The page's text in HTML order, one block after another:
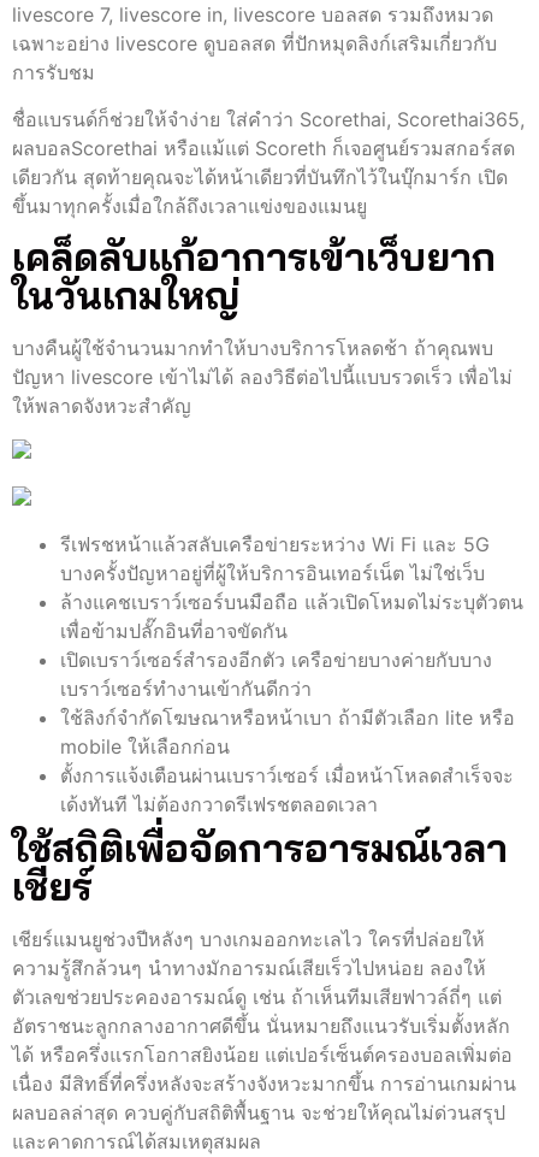
livescore 7, livescore in, livescore บอลสด รวมถึงหมวด
เฉพาะอย่าง livescore ดูบอลสด ที่ปักหมุดลิงก์เสริมเกี่ยวกับ
การรับชม
ชื่อแบรนด์ก็ช่วยให้จำง่าย ใส่คำว่า Scorethai, Scorethai365,
ผลบอลScorethai หรือแม้แต่ Scoreth ก็เจอศูนย์รวมสกอร์สด
เดียวกัน สุดท้ายคุณจะได้หน้าเดียวที่บันทึกไว้ในบุ๊กมาร์ก เปิด
ขึ้นมาทุกครั้งเมื่อใกล้ถึงเวลาแข่งของแมนยู
เคล็ดลับแก้อาการเข้าเว็บยาก
ในวันเกมใหญ่
บางคืนผู้ใช้จำนวนมากทำให้บางบริการโหลดช้า ถ้าคุณพบ
ปัญหา livescore เข้าไม่ได้ ลองวิธีต่อไปนี้แบบรวดเร็ว เพื่อไม่
ให้พลาดจังหวะสำคัญ
รีเฟรชหน้าแล้วสลับเครือข่ายระหว่าง Wi Fi และ 5G
บางครั้งปัญหาอยู่ที่ผู้ให้บริการอินเทอร์เน็ต ไม่ใช่เว็บ
ล้างแคชเบราว์เซอร์บนมือถือ แล้วเปิดโหมดไม่ระบุตัวตน
เพื่อข้ามปลั๊กอินที่อาจขัดกัน
เปิดเบราว์เซอร์สำรองอีกตัว เครือข่ายบางค่ายกับบาง
เบราว์เซอร์ทำงานเข้ากันดีกว่า
ใช้ลิงก์จำกัดโฆษณาหรือหน้าเบา ถ้ามีตัวเลือก lite หรือ
mobile ให้เลือกก่อน
ตั้งการแจ้งเตือนผ่านเบราว์เซอร์ เมื่อหน้าโหลดสำเร็จจะ
เด้งทันที ไม่ต้องกวาดรีเฟรชตลอดเวลา
ใช้สถิติเพื่อจัดการอารมณ์เวลา
เชียร์
เชียร์แมนยูช่วงปีหลังๆ บางเกมออกทะเลไว ใครที่ปล่อยให้
ความรู้สึกล้วนๆ นำทางมักอารมณ์เสียเร็วไปหน่อย ลองให้
ตัวเลขช่วยประคองอารมณ์ดู เช่น ถ้าเห็นทีมเสียฟาวล์ถี่ๆ แต่
อัตราชนะลูกกลางอากาศดีขึ้น นั่นหมายถึงแนวรับเริ่มตั้งหลัก
ได้ หรือครึ่งแรกโอกาสยิงน้อย แต่เปอร์เซ็นต์ครองบอลเพิ่มต่อ
เนื่อง มีสิทธิ์ที่ครึ่งหลังจะสร้างจังหวะมากขึ้น การอ่านเกมผ่าน
ผลบอลล่าสุด ควบคู่กับสถิติพื้นฐาน จะช่วยให้คุณไม่ด่วนสรุป
และคาดการณ์ได้สมเหตุสมผล